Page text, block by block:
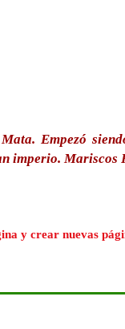
Empezó
imperio. Mariscos
y crear nuevas